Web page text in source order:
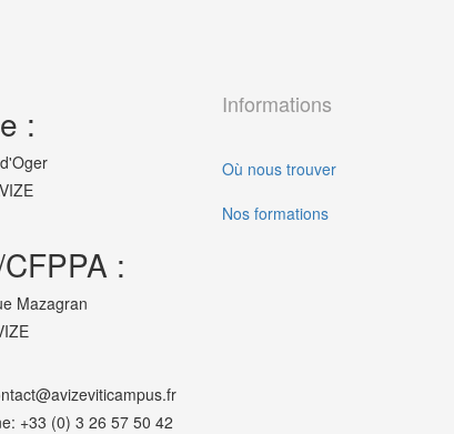
:
:
Mazagran
+33 (0) 3 26 57 50 42
Informations
Où nous trouver
Nos formations